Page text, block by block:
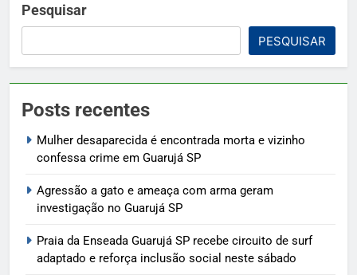
Pesquisar
PESQUISAR
Posts recentes
Mulher desaparecida é encontrada morta e vizinho
confessa crime em Guarujá SP
Agressão a gato e ameaça com arma geram
investigação no Guarujá SP
Praia da Enseada Guarujá SP recebe circuito de surf
adaptado e reforça inclusão social neste sábado